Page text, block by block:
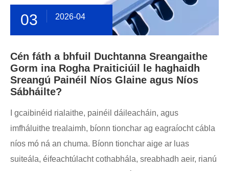
03 2026-04
Cén fáth a bhfuil Duchtanna Sreangaithe
Gorm ina Rogha Praiticiúil le haghaidh
Sreangú Painéil Níos Glaine agus Níos
Sábháilte?
I gcaibinéid rialaithe, painéil dáileacháin, agus
imfháluithe trealaimh, bíonn tionchar ag eagraíocht cábla
níos mó ná an chuma. Bíonn tionchar aige ar luas
suiteála, éifeachtúlacht cothabhála, sreabhadh aeir, rianú